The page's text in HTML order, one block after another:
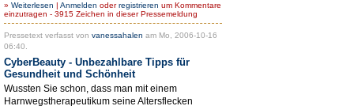
» Weiterlesen | Anmelden oderregistrieren um Kommentare
einzutragen - 3915 Zeichen in dieser Pressemeldung
Pressetext verfasst von vanessahalen am Mo, 2006-10-16
06:40.
CyberBeauty - Unbezahlbare Tipps für
Gesundheit und Schönheit
Wussten Sie schon, dass man mit einem
Harnwegstherapeutikum seine Altersflecken